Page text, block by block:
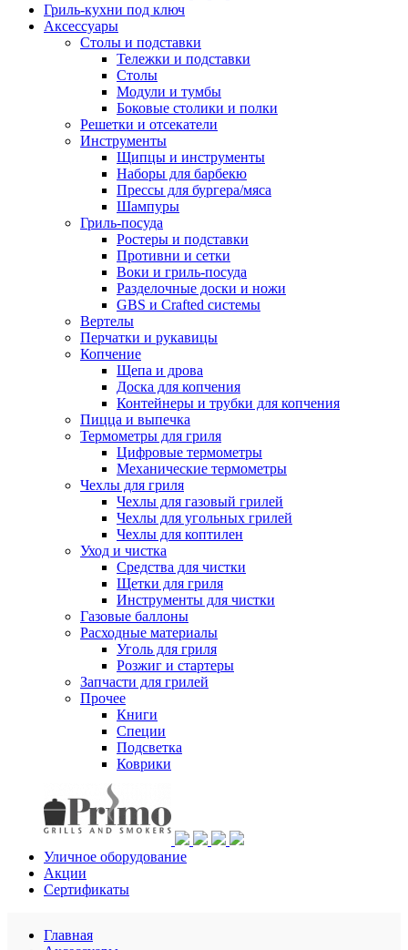
Гриль-кухни под ключ
Аксессуары
Столы и подставки
Тележки и подставки
Столы
Модули и тумбы
Боковые столики и полки
Решетки и отсекатели
Инструменты
Щипцы и инструменты
Наборы для барбекю
Прессы для бургера/мяса
Шампуры
Гриль-посуда
Ростеры и подставки
Противни и сетки
Воки и гриль-посуда
Разделочные доски и ножи
GBS и Crafted системы
Вертелы
Перчатки и рукавицы
Копчение
Щепа и дрова
Доска для копчения
Контейнеры и трубки для копчения
Пицца и выпечка
Термометры для гриля
Цифровые термометры
Механические термометры
Чехлы для гриля
Чехлы для газовый грилей
Чехлы для угольных грилей
Чехлы для коптилен
Уход и чистка
Средства для чистки
Щетки для гриля
Инструменты для чистки
Газовые баллоны
Расходные материалы
Уголь для гриля
Розжиг и стартеры
Запчасти для грилей
Прочее
Книги
Специи
Подсветка
Коврики
Уличное оборудование
Акции
Сертификаты
Главная